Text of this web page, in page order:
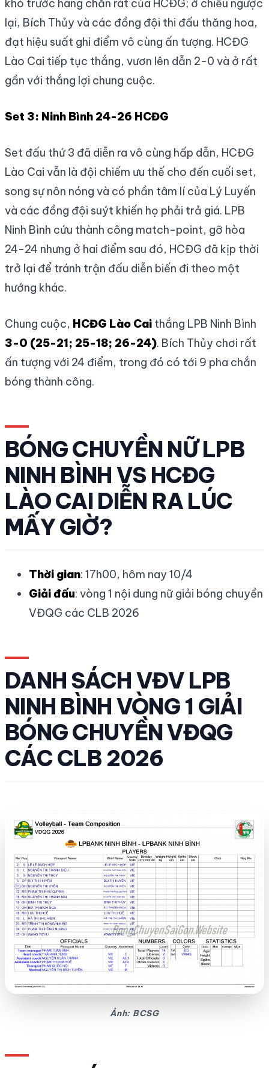
khó trước hàng chắn rát của HCĐG; ở chiều ngược
lại, Bích Thủy và các đồng đội thi đấu thăng hoa,
đạt hiệu suất ghi điểm vô cùng ấn tượng. HCĐG
Lào Cai tiếp tục thắng, vươn lên dẫn 2-0 và ở rất
gần với thắng lợi chung cuộc.
Set 3: Ninh Bình 24-26 HCĐG
Set đấu thứ 3 đã diễn ra vô cùng hấp dẫn, HCĐG
Lào Cai vẫn là đội chiếm ưu thế cho đến cuối set,
song sự nôn nóng và có phần tâm lí của Lý Luyến
và các đồng đội suýt khiến họ phải trả giá. LPB
Ninh Bình cứu thành công match-point, gỡ hòa
24-24 nhưng ở hai điểm sau đó, HCĐG đã kịp thời
trở lại để tránh trận đấu diễn biến đi theo một
hướng khác.
Chung cuộc, HCĐG Lào Cai thắng LPB Ninh Bình
3-0 (25-21; 25-18; 26-24). Bích Thủy chơi rất
ấn tượng với 24 điểm, trong đó có tới 9 pha chắn
bóng thành công.
BÓNG CHUYỀN NỮ LPB
NINH BÌNH VS HCĐG
LÀO CAI DIỄN RA LÚC
MẤY GIỜ?
Thời gian: 17h00, hôm nay 10/4
Giải đấu: vòng 1 nội dung nữ giải bóng chuyền
VĐQG các CLB 2026
DANH SÁCH VĐV LPB
NINH BÌNH VÒNG 1 GIẢI
BÓNG CHUYỀN VĐQG
CÁC CLB 2026
Ảnh: BCSG